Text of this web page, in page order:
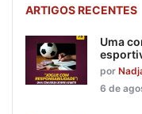
ARTIGOS RECENTES
Uma
por
6 de